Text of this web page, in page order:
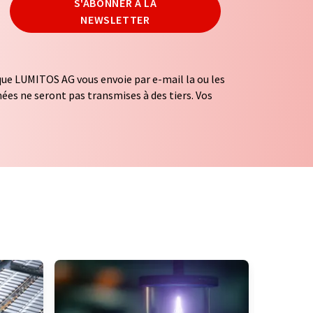
NEWSLETTER
LUMITOS AG vous envoie par e-mail la ou les
ne seront pas transmises à des tiers. Vos
à nos